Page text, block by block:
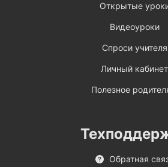
Открытые
Видеоуроки
Спроси учителя
Личный кабинет
Полезное
Обратная